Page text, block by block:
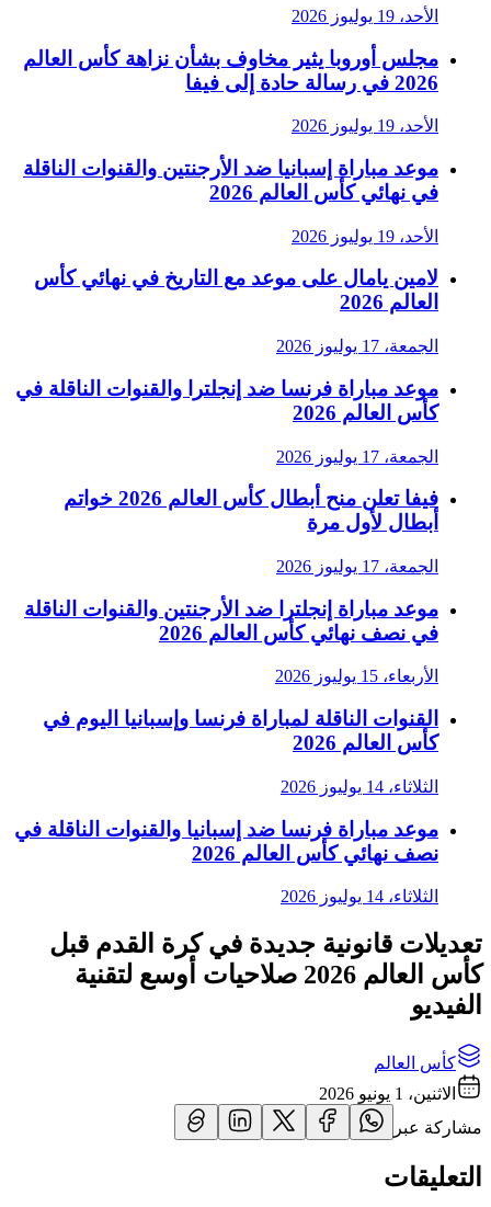
الأحد، 19 يوليوز 2026
مجلس أوروبا يثير مخاوف بشأن نزاهة كأس العالم
2026 في رسالة حادة إلى فيفا
الأحد، 19 يوليوز 2026
موعد مباراة إسبانيا ضد الأرجنتين والقنوات الناقلة
في نهائي كأس العالم 2026
الأحد، 19 يوليوز 2026
لامين يامال على موعد مع التاريخ في نهائي كأس
العالم 2026
الجمعة، 17 يوليوز 2026
موعد مباراة فرنسا ضد إنجلترا والقنوات الناقلة في
كأس العالم 2026
الجمعة، 17 يوليوز 2026
فيفا تعلن منح أبطال كأس العالم 2026 خواتم
أبطال لأول مرة
الجمعة، 17 يوليوز 2026
موعد مباراة إنجلترا ضد الأرجنتين والقنوات الناقلة
في نصف نهائي كأس العالم 2026
الأربعاء، 15 يوليوز 2026
القنوات الناقلة لمباراة فرنسا وإسبانيا اليوم في
كأس العالم 2026
الثلاثاء، 14 يوليوز 2026
موعد مباراة فرنسا ضد إسبانيا والقنوات الناقلة في
نصف نهائي كأس العالم 2026
الثلاثاء، 14 يوليوز 2026
تعديلات قانونية جديدة في كرة القدم قبل
كأس العالم 2026 صلاحيات أوسع لتقنية
الفيديو
كأس العالم
الاثنين، 1 يونيو 2026
مشاركة عبر
التعليقات